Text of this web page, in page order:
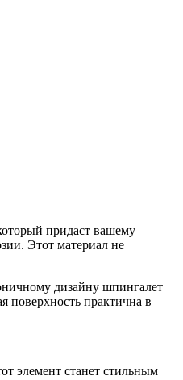
придаст вашему
Этот материал не
дизайну шпингалет
поверхность практична в
элемент станет стильным